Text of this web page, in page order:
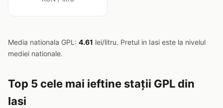
Media nationala GPL: 4.61 lei/litru. Pretul in Iasi este la nivelul
mediei nationale.
Top 5 cele mai ieftine stații GPL din
Iasi